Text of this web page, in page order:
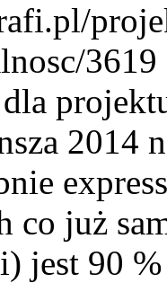
3619
2014
co już
jest 90